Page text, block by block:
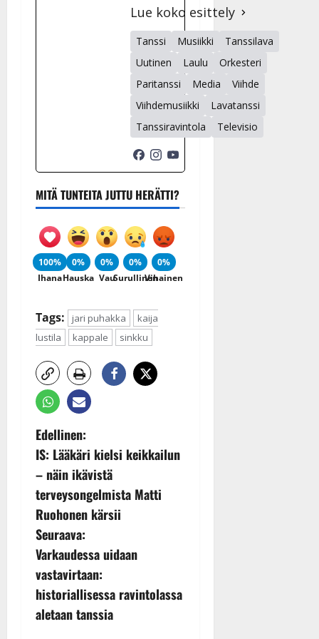
Lue koko esittely
Tanssi Musiikki
Tanssilava
Uutinen
Laulu
Orkesteri
Paritanssi
Media
Viihde
Viihdemusiikki
Lavatanssi
Tanssiravintola
Televisio
MITÄ TUNTEITA JUTTU HERÄTTI?
100%
Ihana
0%
Hauska
0%
Vau
0%
Surullinen
0%
Vihainen
Tags: jari puhakka
kaija
lustila
kappale sinkku
P
o
s
t
n
a
v
Edellinen:
IS: Lääkäri kielsi keikkailun
– näin ikävistä
terveysongelmista Matti
Ruohonen kärsii
Seuraava:
Varkaudessa uidaan
vastavirtaan:
historiallisessa ravintolassa
aletaan tanssia